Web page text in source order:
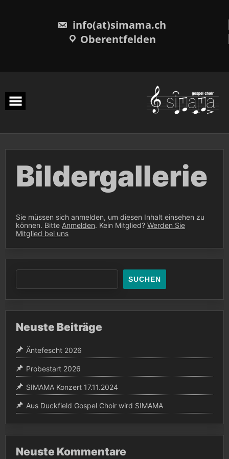
info(at)simama.ch
Oberentfelden
Bildergallerie
Sie müssen sich anmelden, um diesen Inhalt einsehen zu
können. Bitte Anmelden. Kein Mitglied? Werden Sie
Mitglied bei uns
SUCHEN
Neuste Beiträge
Äntefescht 2026
Probestart 2026
SIMAMA Konzert 17.11.2024
Aus Duckfield Gospel Choir wird SIMAMA
Neuste Kommentare